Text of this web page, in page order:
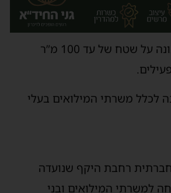
•25% הנחה בארנונה על שטח של עד 100 מ”ר
לכלל משרתי המילואים בעלי
רחבת היקף שנועדה
למשרתי המילואים ובני